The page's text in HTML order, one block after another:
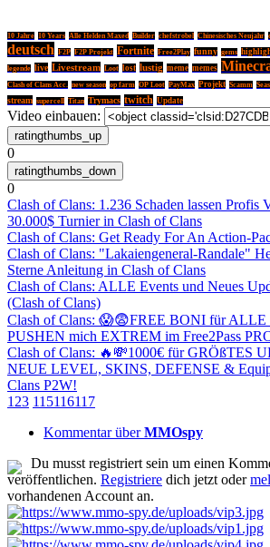
10 Jahre 10 Years Alle Helden Maxed Builder chefstrobel Chinesisches Neujahr
deutsch F2P F2P Projekt Fortnite Free2Play funny gems
legende live Livestream Loot lost lustig meme memes
Clash of Clans Acc.
new season op farm OP Loot PayMax Projekt Scamm
stream supercell Titan Trymacs twitch Update
Video einbauen:
0
0
Clash of Clans: 1.236 Schaden lassen Profis
30.000$ Turnier in Clash of Clans
Clash of Clans: Get Ready For An Action-
Clash of Clans: "Lakaiengeneral-Randale"
Sterne Anleitung in Clash of Clans
Clash of Clans: ALLE Events und Neues
(Clash of Clans)
Clash of Clans: 😱😨FREE BONI für
PUSHEN mich EXTREM im Free2Pass
Clash of Clans: 🔥💸1000€ für GRÖßTES
NEUE LEVEL, SKINS, DEFENSE &
Clans P2W!
1 23 115116117
Kommentar überMMOspy
Du musst registriert sein um einen
veröffentlichen. Registriere dich jetzt oder
vorhandenen Account an.